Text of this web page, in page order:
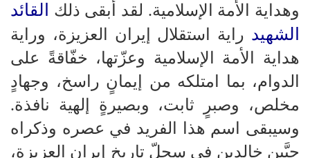
وهداية الأمة الإسلامية. لقد أبقى ذلك
القائد
الشهيد راية استقلال إيران العزيزة، وراية
هداية الأمة الإسلامية وعزّتها، خفّاقةً على
الدوام، بما امتلكه من إيمانٍ راسخ، وجهادٍ
مخلص، وصبرٍ ثابت، وبصيرةٍ إلهية نافذة.
وسيبقى اسم هذا الفريد في عصره وذكراه
حيَّين خالدين في سجلّ تاريخ إيران العزيزة،